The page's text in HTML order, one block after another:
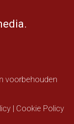
voorbehouden
| Cookie Policy